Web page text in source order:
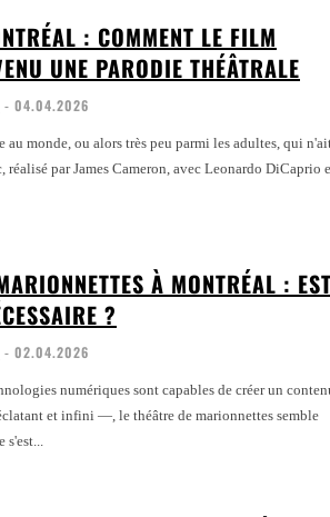
: COMMENT LE FILM
UNE PARODIE THÉÂTRALE
- 04.04.2026
au monde, ou alors très peu parmi les adultes, qui
par James Cameron, avec Leonardo DiCaprio
À MONTRÉAL :
?
- 02.04.2026
numériques sont capables de créer un
et infini —, le théâtre de marionnettes semble
s'est...